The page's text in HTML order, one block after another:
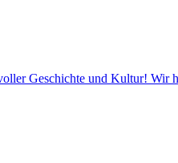
Geschichte und Kultur! Wir